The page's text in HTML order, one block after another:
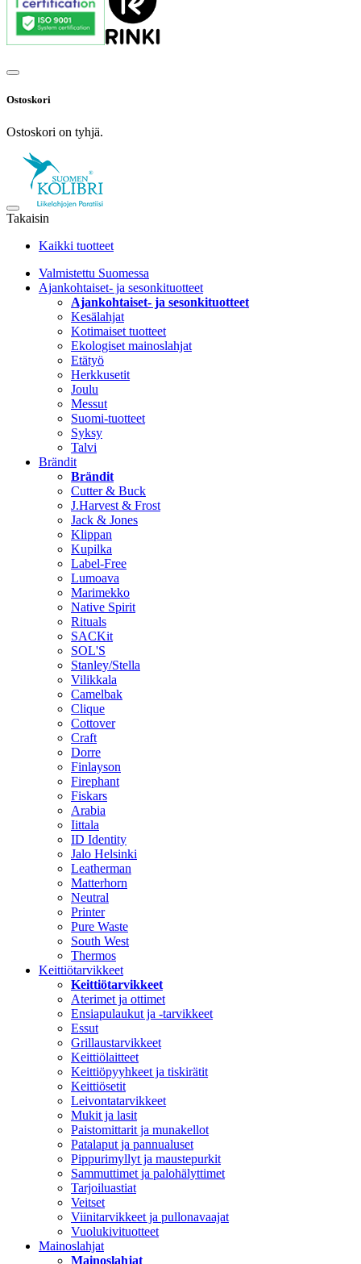
Ostoskori
Ostoskori on tyhjä.
Takaisin
Kaikki tuotteet
Valmistettu Suomessa
Ajankohtaiset- ja sesonkituotteet
Ajankohtaiset- ja sesonkituotteet
Kesälahjat
Kotimaiset tuotteet
Ekologiset mainoslahjat
Etätyö
Herkkusetit
Joulu
Messut
Suomi-tuotteet
Syksy
Talvi
Brändit
Brändit
Cutter & Buck
J.Harvest & Frost
Jack & Jones
Klippan
Kupilka
Label-Free
Lumoava
Marimekko
Native Spirit
Rituals
SACKit
SOL'S
Stanley/Stella
Vilikkala
Camelbak
Clique
Cottover
Craft
Dorre
Finlayson
Firephant
Fiskars
Arabia
Iittala
ID Identity
Jalo Helsinki
Leatherman
Matterhorn
Neutral
Printer
Pure Waste
South West
Thermos
Keittiötarvikkeet
Keittiötarvikkeet
Aterimet ja ottimet
Ensiapulaukut ja -tarvikkeet
Essut
Grillaustarvikkeet
Keittiölaitteet
Keittiöpyyhkeet ja tiskirätit
Keittiösetit
Leivontatarvikkeet
Mukit ja lasit
Paistomittarit ja munakellot
Patalaput ja pannualuset
Pippurimyllyt ja maustepurkit
Sammuttimet ja palohälyttimet
Tarjoiluastiat
Veitset
Viinitarvikkeet ja pullonavaajat
Vuolukivituotteet
Mainoslahjat
Mainoslahjat